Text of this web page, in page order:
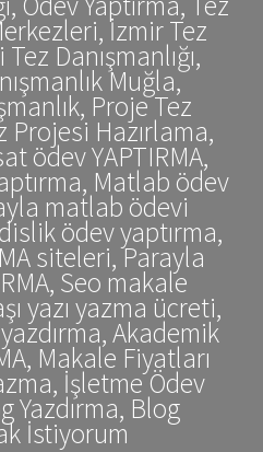
İzmir Tez
Danışmanlığı,
Muğla,
Proje Tez
Projesi Hazırlama,
ödev YAPTIRMA,
Matlab ödev
matlab ödevi
ödev yaptırma,
siteleri, Parayla
Seo makale
yazı yazma ücreti,
Akademik
Makale Fiyatları
İşletme Ödev
Yazdırma, Blog
İstiyorum